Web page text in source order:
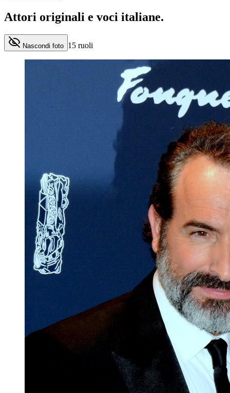
Attori originali e voci italiane.
Nascondi foto 15 ruoli